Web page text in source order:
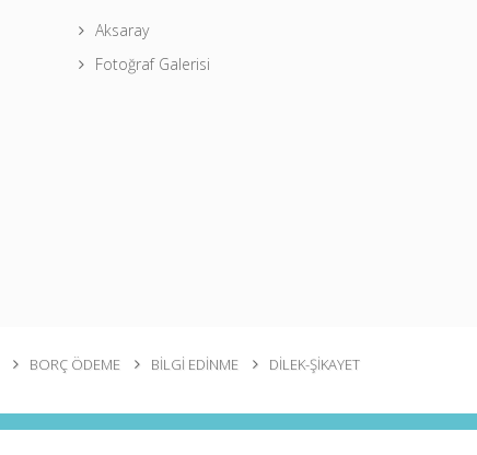
Aksaray
Fotoğraf Galerisi
BORÇ ÖDEME BİLGİ EDİNME DİLEK-ŞİKAYET